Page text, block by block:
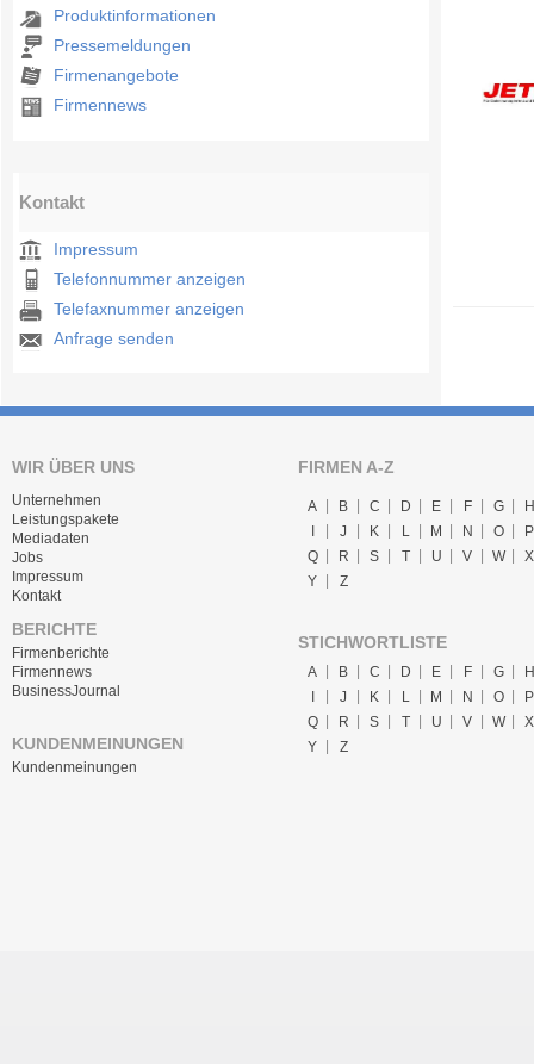
Produktinformationen
Pressemeldungen
Firmenangebote
Firmennews
Kontakt
Impressum
Telefonnummer anzeigen
Telefaxnummer anzeigen
Anfrage senden
WIR ÜBER UNS
Unternehmen
Leistungspakete
Mediadaten
Jobs
Impressum
Kontakt
BERICHTE
Firmenberichte
Firmennews
BusinessJournal
KUNDENMEINUNGEN
Kundenmeinungen
FIRMEN A-Z
A B C D E F G
H
J K L M N O
P
Q
R S T U V W
X
Y
Z
STICHWORTLISTE
A B C D E F G
H
I
J K L M N O
P
Q
R S T U V W
X
Y
Z